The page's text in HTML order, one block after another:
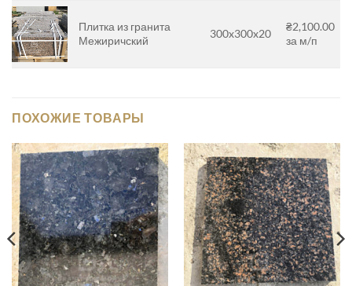
Плитка из гранита
Межиричский
300x300x20
₴2,100.00
за м/п
ПОХОЖИЕ ТОВАРЫ